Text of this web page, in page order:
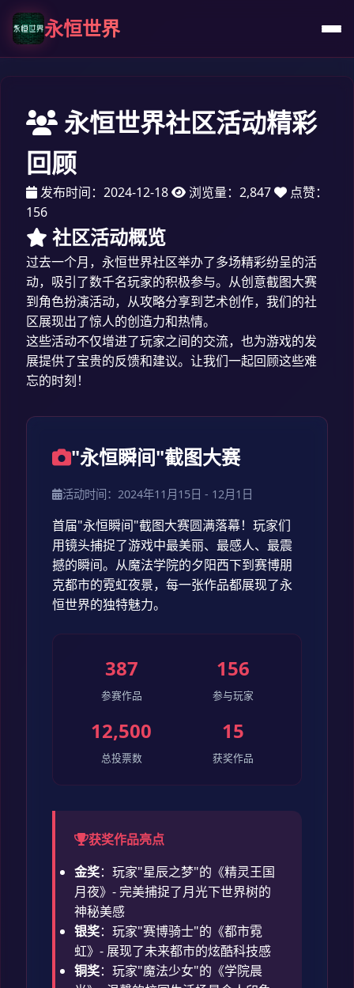
永恒世界
永恒世界社区活动精彩
回顾
发布时间：2024-12-18 浏览量：2,847
点赞：
156
社区活动概览
过去一个月，永恒世界社区举办了多场精彩纷呈的活
动，吸引了数千名玩家的积极参与。从创意截图大赛
到角色扮演活动，从攻略分享到艺术创作，我们的社
区展现出了惊人的创造力和热情。
这些活动不仅增进了玩家之间的交流，也为游戏的发
展提供了宝贵的反馈和建议。让我们一起回顾这些难
忘的时刻！
"永恒瞬间"截图大赛
活动时间：2024年11月15日 - 12月1日
首届"永恒瞬间"截图大赛圆满落幕！玩家们
用镜头捕捉了游戏中最美丽、最感人、最震
撼的瞬间。从魔法学院的夕阳西下到赛博朋
克都市的霓虹夜景，每一张作品都展现了永
恒世界的独特魅力。
387
参赛作品
156
参与玩家
12,500
总投票数
15
获奖作品
获奖作品亮点
金奖：玩家"星辰之梦"的《精灵王国
月夜》- 完美捕捉了月光下世界树的
神秘美感
银奖：玩家"赛博骑士"的《都市霓
虹》- 展现了未来都市的炫酷科技感
铜奖：玩家"魔法少女"的《学院晨